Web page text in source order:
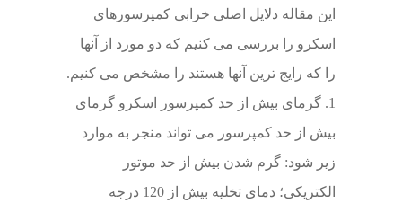
این مقاله دلایل اصلی خرابی کمپرسورهای
اسکرو را بررسی می کنیم که دو مورد از آنها
را که رایج ترین آنها هستند را مشخص می کنیم.
1. گرمای بیش از حد کمپرسور اسکرو گرمای
بیش از حد کمپرسور می تواند منجر به موارد
زیر شود: گرم شدن بیش از حد موتور
الکتریکی؛ دمای تخلیه بیش از 120 درجه